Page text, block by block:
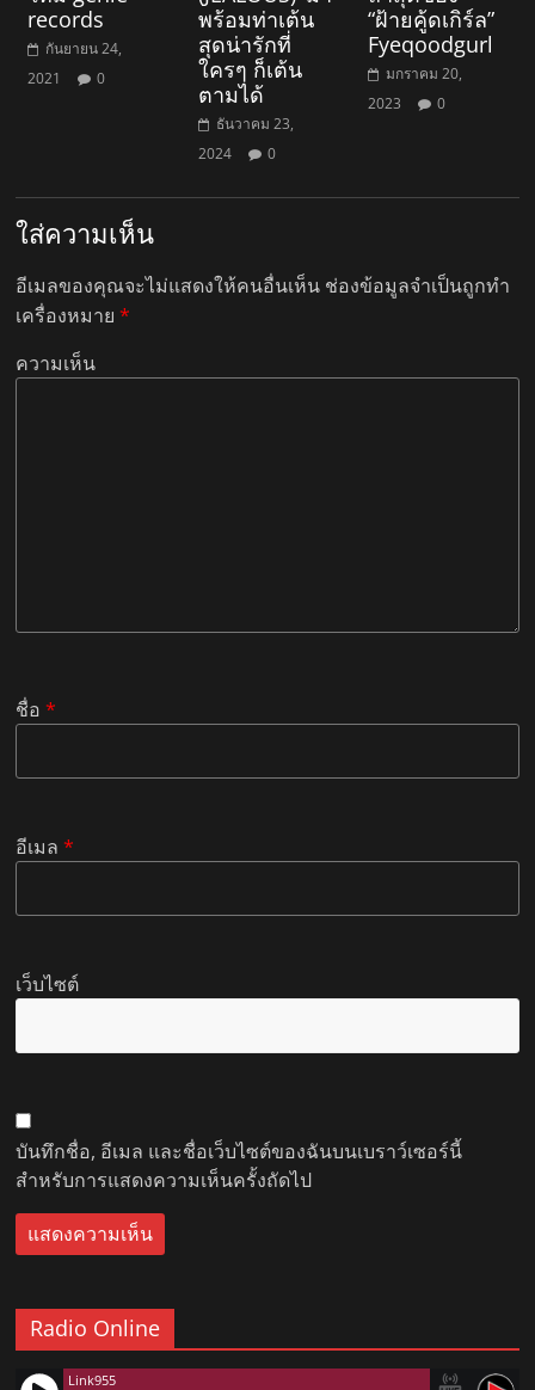
records
กันยายน 24,
2021
0
พร้อมท่าเต้น
สุดน่ารักที่
ใครๆ ก็เต้น
ตามได้
ธันวาคม 23,
2024
0
“ฝ้ายคู้ดเกิร์ล”
Fyeqoodgurl
มกราคม 20,
2023
0
ใส่ความเห็น
อีเมลของคุณจะไม่แสดงให้คนอื่นเห็น ช่องข้อมูลจำเป็นถูกทำ
เครื่องหมาย*
ความเห็น
ชื่อ*
อีเมล*
เว็บไซต์
บันทึกชื่อ, อีเมล และชื่อเว็บไซต์ของฉันบนเบราว์เซอร์นี้
สำหรับการแสดงความเห็นครั้งถัดไป
Radio Online
Link955